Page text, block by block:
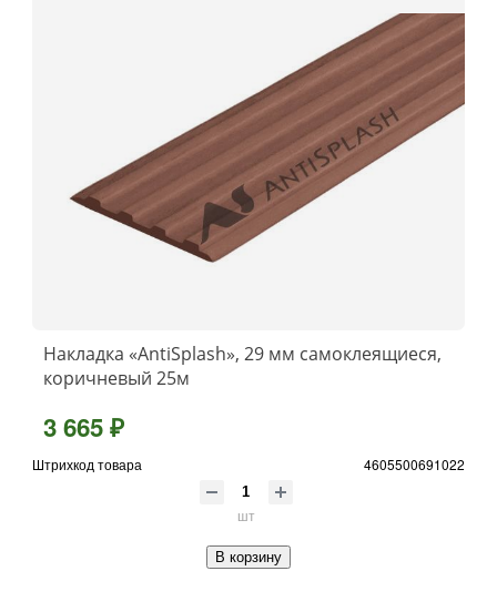
Накладка «AntiSplash», 29 мм самоклеящиеся,
коричневый 25м
3 665 ₽
Штрихкод товара 4605500691022
шт
В корзину